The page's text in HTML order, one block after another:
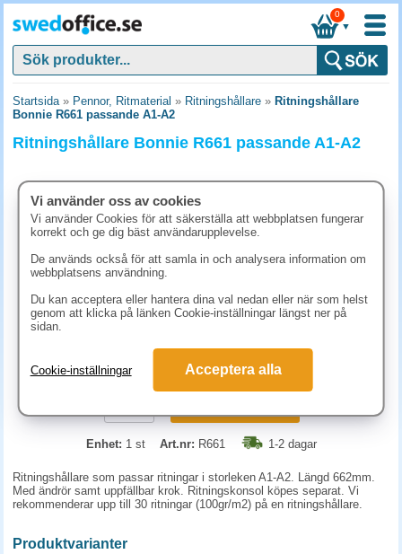
▼
0
Startsida» Pennor, Ritmaterial » Ritningshållare » Ritningshållare
Bonnie R661 passande A1-A2
Ritningshållare Bonnie R661 passande A1-A2
498.80 kr (inkl. moms)
Enhet: 1 st Art.nr: R661 1-2 dagar
Ritningshållare som passar ritningar i storleken A1-A2. Längd 662mm.
Med ändrör samt uppfällbar krok. Ritningskonsol köpes separat. Vi
rekommenderar upp till 30 ritningar (100gr/m2) på en ritningshållare.
Produktvarianter
Vi använder oss av cookies
Vi använder Cookies för att säkerställa att webbplatsen fungerar
korrekt och ge dig bäst användarupplevelse.
De används också för att samla in och analysera information om
webbplatsens användning.
Du kan acceptera eller hantera dina val nedan eller när som helst
genom att klicka på länken Cookie-inställningar längst ner på
sidan.
Cookie-inställningar Acceptera alla